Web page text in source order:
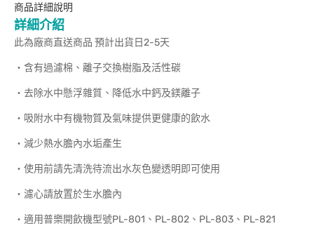
商品詳細說明
詳細介紹
此為廠商直送商品 預計出貨日2-5天
‧含有過濾棉、離子交換樹脂及活性碳
‧去除水中懸浮雜質、降低水中鈣及鎂離子
‧吸附水中有機物質及氣味提供更健康的飲水
‧減少熱水膽內水垢產生
‧使用前請先清洗待流出水灰色變透明即可使用
‧濾心請放置於生水膽內
‧適用普樂開飲機型號PL-801、PL-802、PL-803、PL-821